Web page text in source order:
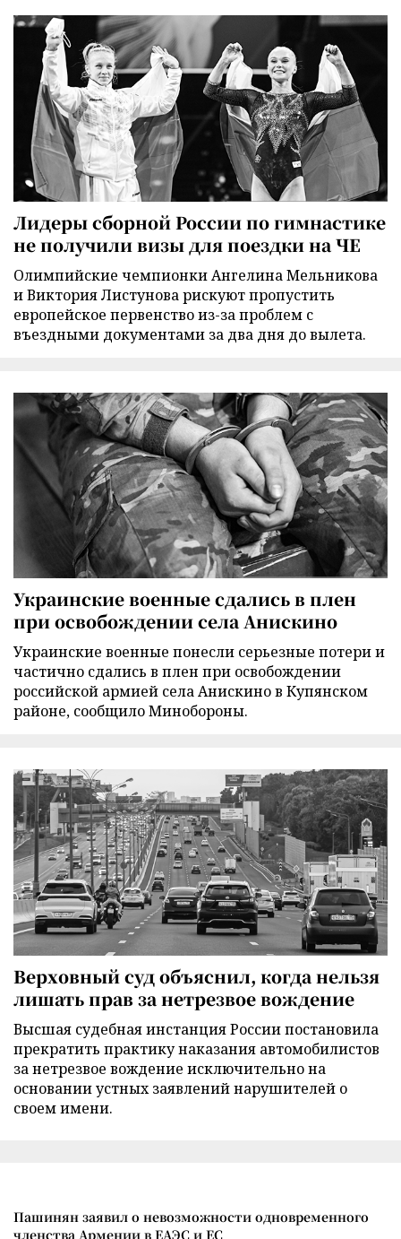
Лидеры сборной России по гимнастике
не получили визы для поездки на ЧЕ
Олимпийские чемпионки Ангелина Мельникова
и Виктория Листунова рискуют пропустить
европейское первенство из-за проблем с
въездными документами за два дня до вылета.
Украинские военные сдались в плен
при освобождении села Анискино
Украинские военные понесли серьезные потери и
частично сдались в плен при освобождении
российской армией села Анискино в Купянском
районе, сообщило Минобороны.
Верховный суд объяснил, когда нельзя
лишать прав за нетрезвое вождение
Высшая судебная инстанция России постановила
прекратить практику наказания автомобилистов
за нетрезвое вождение исключительно на
основании устных заявлений нарушителей о
своем имени.
Пашинян заявил о невозможности одновременного
членства Армении в ЕАЭС и ЕС